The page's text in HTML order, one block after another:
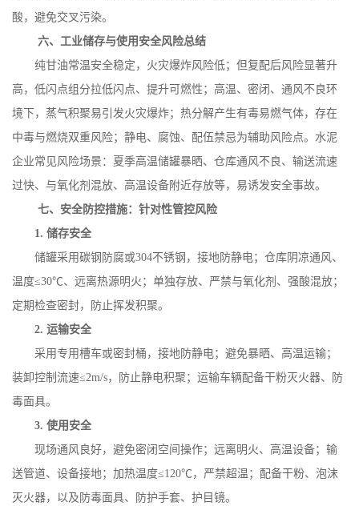
酸，避免交叉污染。
六、工业储存与使用安全风险总结
纯甘油常温安全稳定，火灾爆炸风险低；但复配后风险显著升
高，低闪点组分拉低闪点、提升可燃性；高温、密闭、通风不良环
境下，蒸气积聚易引发火灾爆炸；热分解产生有毒易燃气体，存在
中毒与燃烧双重风险；静电、腐蚀、配伍禁忌为辅助风险点。水泥
企业常见风险场景：夏季高温储罐暴晒、仓库通风不良、输送流速
过快、与氧化剂混放、高温设备附近存放等，易诱发安全事故。
七、安全防控措施：针对性管控风险
1.储存安全
储罐采用碳钢防腐或304不锈钢，接地防静电；仓库阴凉通风、
温度≤30℃、远离热源明火；单独存放、严禁与氧化剂、强酸混放；
定期检查密封，防止挥发积聚。
2.运输安全
采用专用槽车或密封桶，接地防静电；避免暴晒、高温运输；
装卸控制流速≤2m/s，防止静电积聚；运输车辆配备干粉灭火器、防
毒面具。
3.使用安全
现场通风良好，避免密闭空间操作；远离明火、高温设备；输
送管道、设备接地；加热温度≤120℃，严禁超温；配备干粉、泡沫
灭火器，以及防毒面具、防护手套、护目镜。